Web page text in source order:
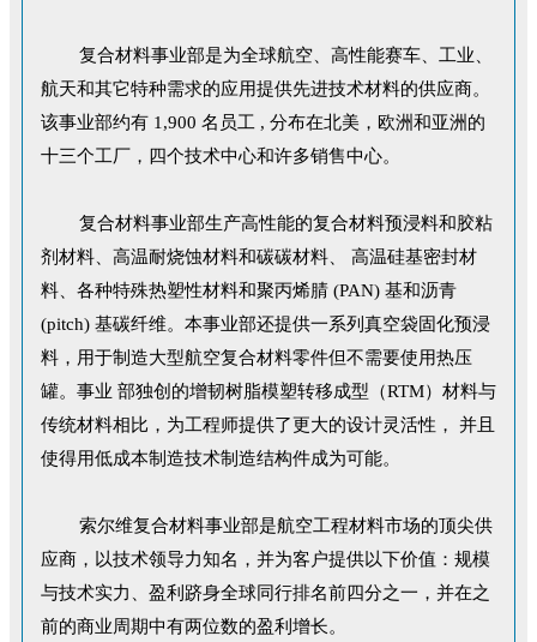
复合材料事业部是为全球航空、高性能赛车、工业、
航天和其它特种需求的应用提供先进技术材料的供应商。
该事业部约有 1,900 名员工 , 分布在北美，欧洲和亚洲的
十三个工厂，四个技术中心和许多销售中心。
复合材料事业部生产高性能的复合材料预浸料和胶粘
剂材料、高温耐烧蚀材料和碳碳材料、 高温硅基密封材
料、各种特殊热塑性材料和聚丙烯腈 (PAN) 基和沥青
(pitch) 基碳纤维。本事业部还提供一系列真空袋固化预浸
料，用于制造大型航空复合材料零件但不需要使用热压
罐。事业 部独创的增韧树脂模塑转移成型（RTM）材料与
传统材料相比，为工程师提供了更大的设计灵活性， 并且
使得用低成本制造技术制造结构件成为可能。
索尔维复合材料事业部是航空工程材料市场的顶尖供
应商，以技术领导力知名，并为客户提供以下价值：规模
与技术实力、盈利跻身全球同行排名前四分之一，并在之
前的商业周期中有两位数的盈利增长。